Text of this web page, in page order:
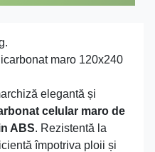
maro 120x240
elegantă și
celular maro de
ABS. Rezistentă la
împotriva ploii și